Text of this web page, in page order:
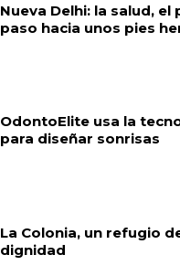
Nueva Delhi: la salud, el
paso hacia unos pies
OdontoElite usa la
para diseñar sonrisas
La Colonia, un refugio
dignidad